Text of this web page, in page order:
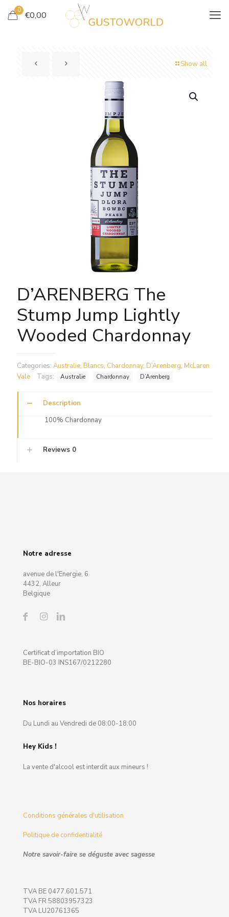
0 €0,00
Show all
D’ARENBERG The
Stump Jump Lightly
Wooded Chardonnay
Categories: Australie, Blancs, Chardonnay, D’Arenberg, McLaren
Vale
Tags: Australie Chardonnay D’Arenberg
Description
100% Chardonnay
Reviews 0
Notre adresse
avenue de l'Energie, 6
4432, Alleur
Belgique
Certificat d’importation BIO
BE-BIO-03 INS167/0212280
Nos horaires
Du Lundi au Vendredi de 08:00-18:00
Hey Kids !
La vente d'alcool est interdit aux mineurs !
Conditions générales d'utilisation
Politique de confidentialité
Notre savoir-faire se déguste avec sagesse
TVA BE 0477.601.571
TVA FR 58803957323
TVA LU20761365